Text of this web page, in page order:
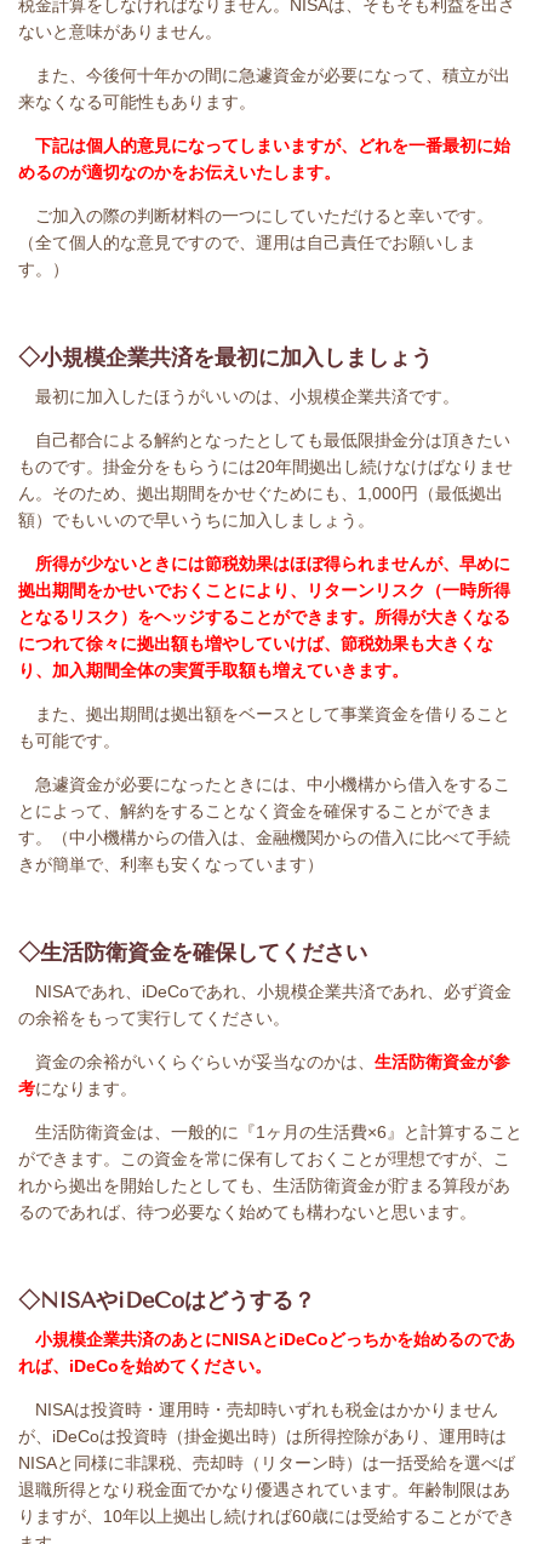
税金計算をしなければなりません。NISAは、そもそも利益を出さ
ないと意味がありません。
また、今後何十年かの間に急遽資金が必要になって、積立が出
来なくなる可能性もあります。
下記は個人的意見になってしまいますが、どれを一番最初に始
めるのが適切なのかをお伝えいたします。
ご加入の際の判断材料の一つにしていただけると幸いです。
（全て個人的な意見ですので、運用は自己責任でお願いしま
す。）
◇小規模企業共済を最初に加入しましょう
最初に加入したほうがいいのは、小規模企業共済です。
自己都合による解約となったとしても最低限掛金分は頂きたい
ものです。掛金分をもらうには20年間拠出し続けなけばなりませ
ん。そのため、拠出期間をかせぐためにも、1,000円（最低拠出
額）でもいいので早いうちに加入しましょう。
所得が少ないときには節税効果はほぼ得られませんが、早めに
拠出期間をかせいでおくことにより、リターンリスク（一時所得
となるリスク）をヘッジすることができます。所得が大きくなる
につれて徐々に拠出額も増やしていけば、節税効果も大きくな
り、加入期間全体の実質手取額も増えていきます。
また、拠出期間は拠出額をベースとして事業資金を借りること
も可能です。
急遽資金が必要になったときには、中小機構から借入をするこ
とによって、解約をすることなく資金を確保することができま
す。（中小機構からの借入は、金融機関からの借入に比べて手続
きが簡単で、利率も安くなっています）
◇生活防衛資金を確保してください
NISAであれ、iDeCoであれ、小規模企業共済であれ、必ず資金
の余裕をもって実行してください。
資金の余裕がいくらぐらいが妥当なのかは、 生活防衛資金が参
考になります。
生活防衛資金は、一般的に『1ヶ月の生活費×6』と計算すること
ができます。この資金を常に保有しておくことが理想ですが、こ
れから拠出を開始したとしても、生活防衛資金が貯まる算段があ
るのであれば、待つ必要なく始めても構わないと思います。
◇NISAやiDeCoはどうする？
小規模企業共済のあとにNISAとiDeCoどっちかを始めるのであ
れば、iDeCoを始めてください。
NISAは投資時・運用時・売却時いずれも税金はかかりません
が、iDeCoは投資時（掛金拠出時）は所得控除があり、運用時は
NISAと同様に非課税、売却時（リターン時）は一括受給を選べば
退職所得となり税金面でかなり優遇されています。年齢制限はあ
りますが、10年以上拠出し続ければ60歳には受給することができ